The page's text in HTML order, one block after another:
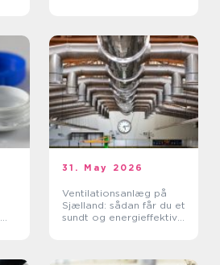
31. May 2026
Ventilationsanlæg på
Sjælland: sådan får du et
sundt og energieffektivt